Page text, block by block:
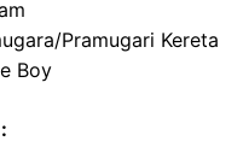
Pramugari Kereta
Boy